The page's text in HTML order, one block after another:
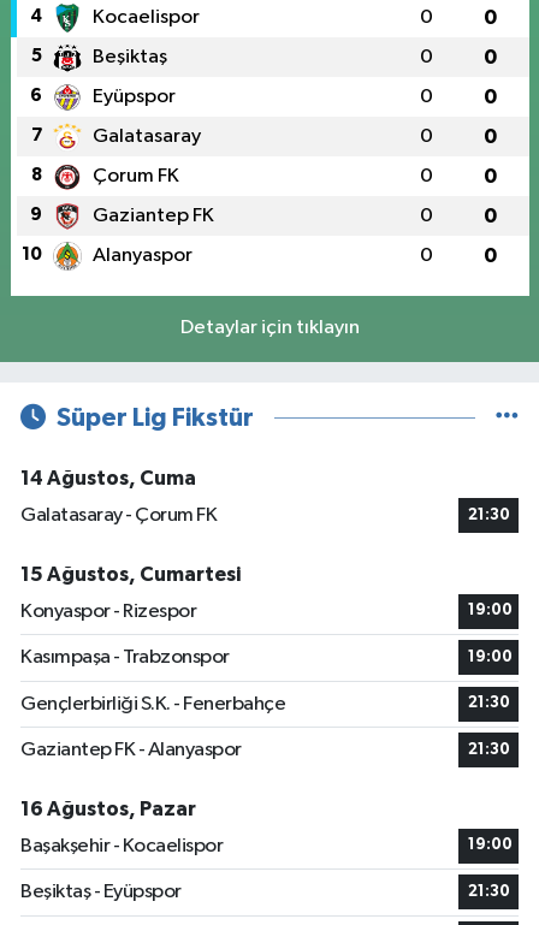
4 Kocaelispor 0 0
5 Beşiktaş 0 0
6 Eyüpspor 0 0
7 Galatasaray 0 0
8 Çorum FK 0 0
9 Gaziantep FK 0 0
10 Alanyaspor 0 0
Detaylar için tıklayın
Süper Lig Fikstür
14 Ağustos, Cuma
Galatasaray - Çorum FK
21:30
15 Ağustos, Cumartesi
Konyaspor - Rizespor
19:00
Kasımpaşa - Trabzonspor 19:00
Gençlerbirliği S.K. - Fenerbahçe 21:30
Gaziantep FK - Alanyaspor 21:30
16 Ağustos, Pazar
Başakşehir - Kocaelispor
19:00
Beşiktaş - Eyüpspor 21:30